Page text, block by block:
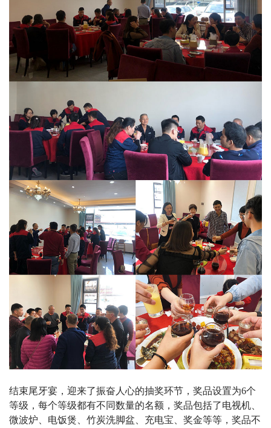
结束尾牙宴，迎来了振奋人心的抽奖环节，奖品设置为6个
等级，每个等级都有不同数量的名额，奖品包括了电视机、
微波炉、电饭煲、竹炭洗脚盆、充电宝、奖金等等，奖品不